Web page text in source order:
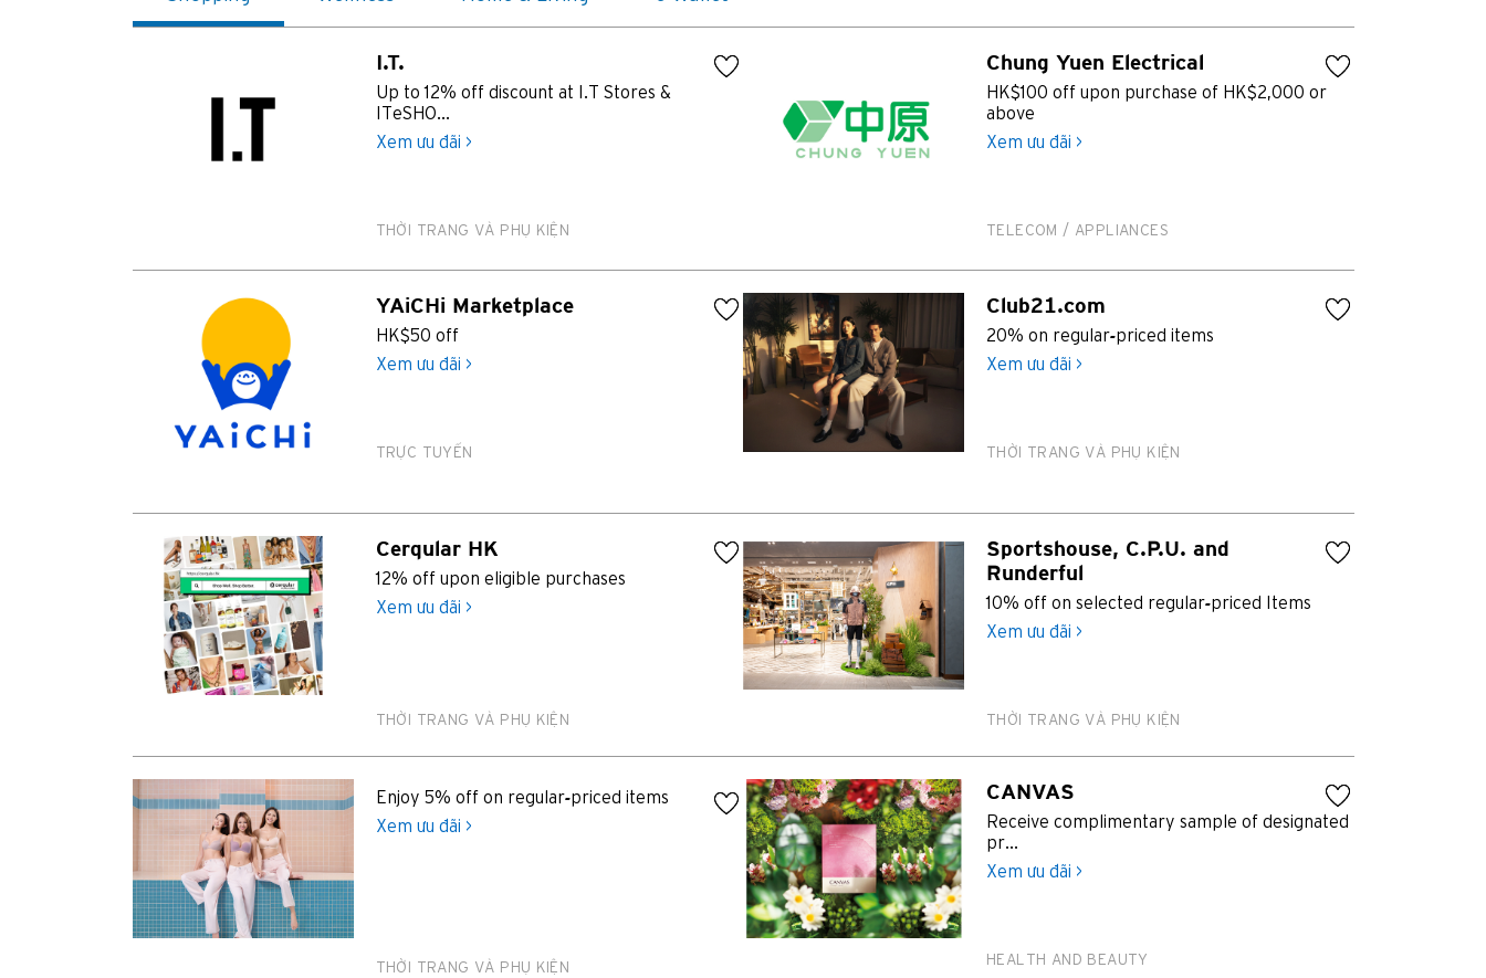
I.T.
Up to 12% off discount at I.T Stores &
ITeSHO...
Xem ưu đãi >
THỜI TRANG VÀ PHỤ KIỆN
Chung Yuen Electrical
HK$100 off upon purchase of HK$2,000 or
above
Xem ưu đãi >
TELECOM / APPLIANCES
YAiCHi Marketplace
HK$50 off
Xem ưu đãi >
TRỰC TUYẾN
Club21.com
20% on regular-priced items
Xem ưu đãi >
THỜI TRANG VÀ PHỤ KIỆN
Cerqular HK
12% off upon eligible purchases
Xem ưu đãi >
THỜI TRANG VÀ PHỤ KIỆN
Sportshouse, C.P.U. and
Runderful
10% off on selected regular-priced Items
Xem ưu đãi >
THỜI TRANG VÀ PHỤ KIỆN
Enjoy 5% off on regular-priced items
Xem ưu đãi >
THỜI TRANG VÀ PHỤ KIỆN
CANVAS
Receive complimentary sample of designated
pr...
Xem ưu đãi >
HEALTH AND BEAUTY
Chọn ngôn ngữ sử dụng
Sydney, Australia
Tokyo, Japan